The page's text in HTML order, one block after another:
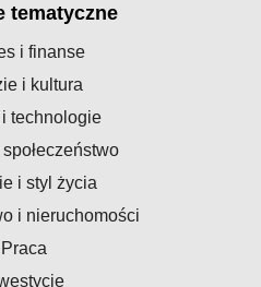
tematyczne
i finanse
i kultura
technologie
i styl życia
i nieruchomości
Praca